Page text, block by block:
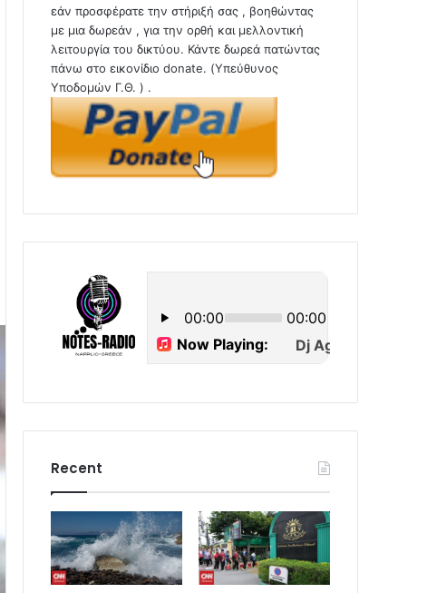
εάν προσφέρατε την στήριξή σας , βοηθώντας
με μια δωρεάν , για την ορθή και μελλοντική
λειτουργία του δικτύου. Κάντε δωρεά πατώντας
πάνω στο εικονίδιο donate. (Υπεύθυνος
Υποδομών Γ.Θ. ) .
Recent